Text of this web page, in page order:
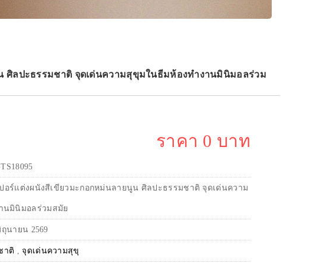
ศิลปะธรรมชาติ จุดเด่นความสุขุมในธีมห้องทำงานมินิมอลร่วม
ราคา 0 บาท
ปอร์แต่งผนังสีเขียวมะกอกหม่นลายนูน ศิลปะธรรมชาติ จุดเด่นความ
นมินิมอลร่วมสมัย
ถุนายน 2569
าติ ,จุดเด่นความสุขุ